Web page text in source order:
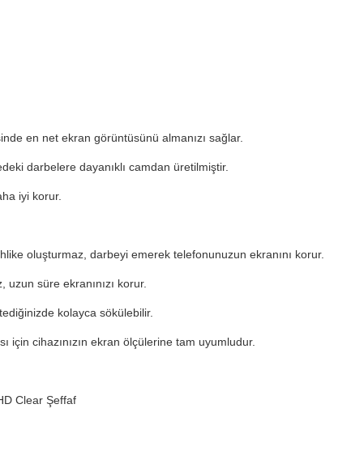
en net ekran görüntüsünü almanızı sağlar.
darbelere dayanıklı camdan üretilmiştir.
iyi korur.
oluşturmaz, darbeyi emerek telefonunuzun ekranını korur.
süre ekranınızı korur.
kolayca sökülebilir.
için cihazınızın ekran ölçülerine tam uyumludur.
Clear Şeffaf